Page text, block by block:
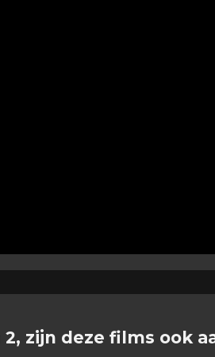
zijn deze films ook